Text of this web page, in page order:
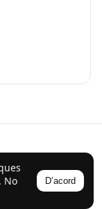
No
D’acord
de la IA